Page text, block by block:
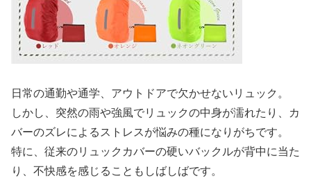
日常の通勤や通学、アウトドアで欠かせないリュック。
しかし、突然の雨や強風でリュックの中身が濡れたり、カ
バーのズレによるストレスが悩みの種になりがちです。
特に、従来のリュックカバーの硬いバックルが背中に当た
り、不快感を感じることもしばしばです。